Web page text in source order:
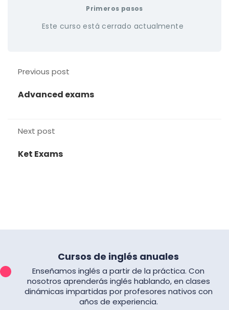
Primeros pasos
Este curso está cerrado actualmente
Previous post
Advanced exams
Next post
Ket Exams
Cursos de inglés anuales
Enseñamos inglés a partir de la práctica. Con
nosotros aprenderás inglés hablando, en clases
dinámicas impartidas por profesores nativos con
años de experiencia.